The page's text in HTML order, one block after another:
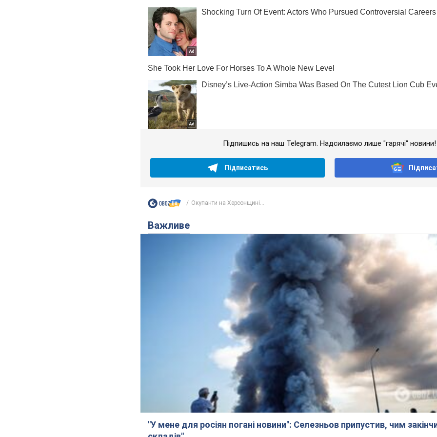
Підпишись на наш Telegram. Надсилаємо лише "гарячі" новини!
Підписатись
Окупанти на Херсонщині...
Важливе
"У мене для росіян погані новини": Селезньов припустив, чим